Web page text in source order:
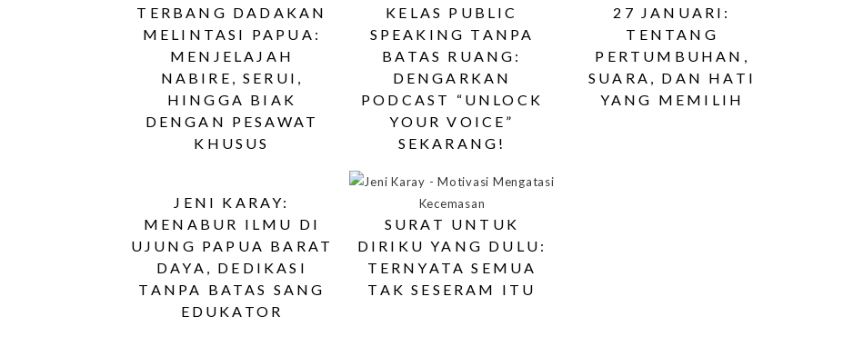
TERBANG DADAKAN
MELINTASI PAPUA:
MENJELAJAH
NABIRE, SERUI,
HINGGA BIAK
DENGAN PESAWAT
KHUSUS
KELAS PUBLIC
SPEAKING TANPA
BATAS RUANG:
DENGARKAN
PODCAST “UNLOCK
YOUR VOICE”
SEKARANG!
27 JANUARI:
TENTANG
PERTUMBUHAN,
SUARA, DAN HATI
YANG MEMILIH
JENI KARAY:
MENABUR ILMU DI
UJUNG PAPUA BARAT
DAYA, DEDIKASI
TANPA BATAS SANG
EDUKATOR
SURAT UNTUK
DIRIKU YANG DULU:
TERNYATA SEMUA
TAK SESERAM ITU